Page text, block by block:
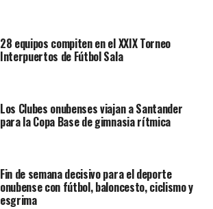
28 equipos compiten en el XXIX Torneo
Interpuertos de Fútbol Sala
Los Clubes onubenses viajan a Santander
para la Copa Base de gimnasia rítmica
Fin de semana decisivo para el deporte
onubense con fútbol, baloncesto, ciclismo y
esgrima